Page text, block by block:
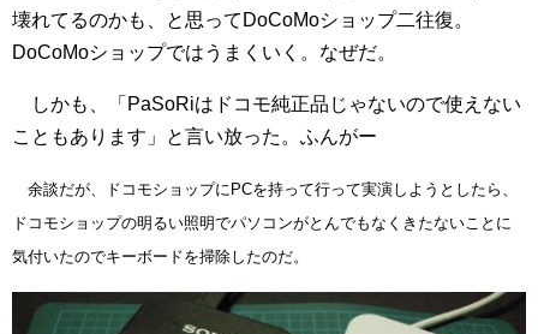
壊れてるのかも、と思ってDoCoMoショップ二往復。
DoCoMoショップではうまくいく。なぜだ。
しかも、「PaSoRiはドコモ純正品じゃないので使えない
こともあります」と言い放った。ふんがー
余談だが、ドコモショップにPCを持って行って実演しようとしたら、
ドコモショップの明るい照明でパソコンがとんでもなくきたないことに
気付いたのでキーボードを掃除したのだ。